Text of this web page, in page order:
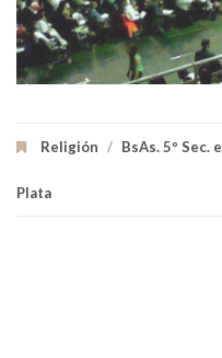
Religión / BsAs. 5º Sec.
Plata